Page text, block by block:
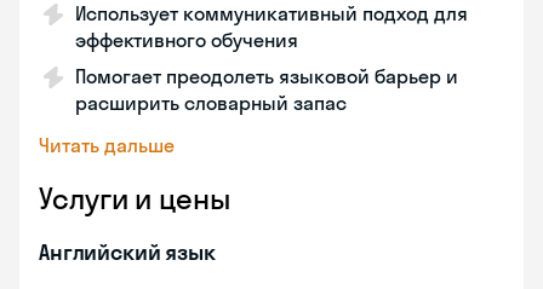
Использует коммуникативный подход для
эффективного обучения
Помогает преодолеть языковой барьер и
расширить словарный запас
Читать дальше
Услуги и цены
Английский язык